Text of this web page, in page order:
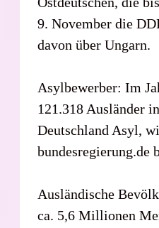
9. November die
davon über Ungarn.
Asylbewerber: Im
121.318 Ausländer
Deutschland Asyl,
bundesregierung.de
Ausländische
ca. 5,6 Millionen